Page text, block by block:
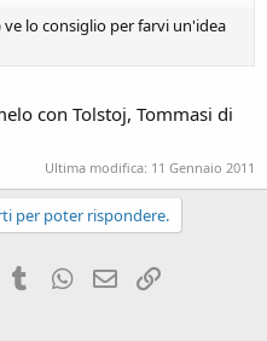
lo consiglio per farvi un'idea
con Tolstoj, Tommasi di
Ultima modifica: 11 Gennaio 2011
per poter rispondere.
PinterestTumblrWhatsApp
e-mail